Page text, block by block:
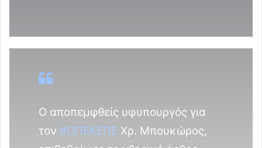
Ο αποπεμφθείς υφυπουργός για
τον #ΟΠΕΚΕΠΕ Χρ. Μπουκώρος,